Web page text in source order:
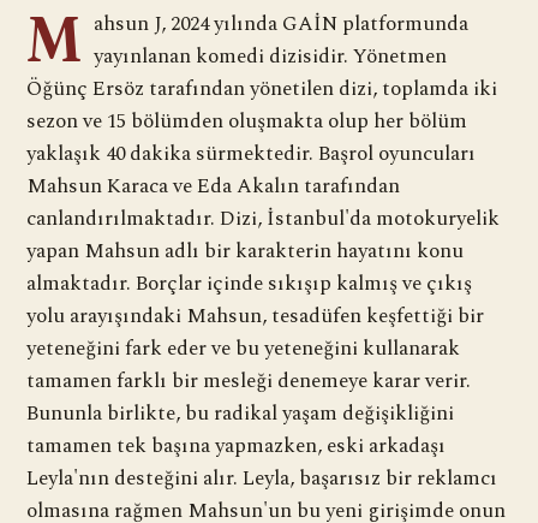
M ahsun J, 2024 yılında GAİN platformunda
yayınlanan komedi dizisidir. Yönetmen
Öğünç Ersöz tarafından yönetilen dizi, toplamda iki
sezon ve 15 bölümden oluşmakta olup her bölüm
yaklaşık 40 dakika sürmektedir. Başrol oyuncuları
Mahsun Karaca ve Eda Akalın tarafından
canlandırılmaktadır. Dizi, İstanbul'da motokuryelik
yapan Mahsun adlı bir karakterin hayatını konu
almaktadır. Borçlar içinde sıkışıp kalmış ve çıkış
yolu arayışındaki Mahsun, tesadüfen keşfettiği bir
yeteneğini fark eder ve bu yeteneğini kullanarak
tamamen farklı bir mesleği denemeye karar verir.
Bununla birlikte, bu radikal yaşam değişikliğini
tamamen tek başına yapmazken, eski arkadaşı
Leyla'nın desteğini alır. Leyla, başarısız bir reklamcı
olmasına rağmen Mahsun'un bu yeni girişimde onun